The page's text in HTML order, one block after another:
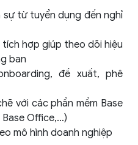
từ tuyển dụng đến nghỉ
tích hợp giúp theo dõi hiệu
ban
đề xuất, phê
với các phần mềm Base
Office,…)
mô hình doanh nghiệp